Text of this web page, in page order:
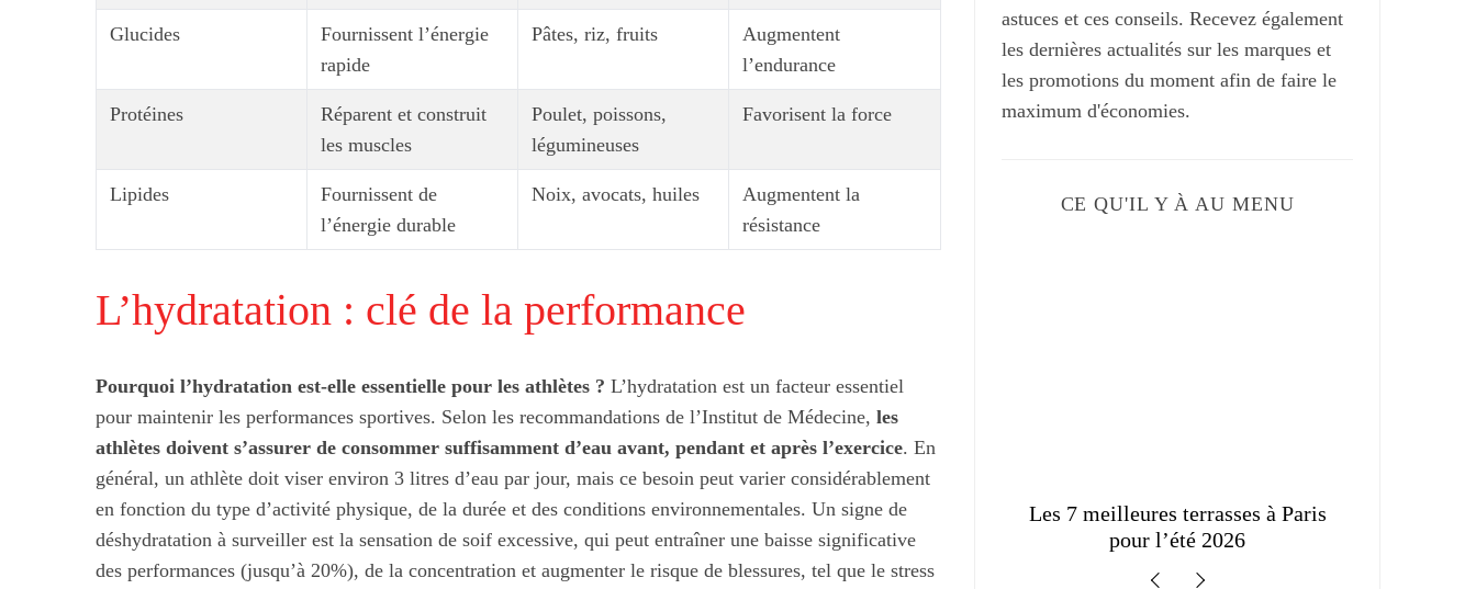
Glucides
Fournissent l’énergie
rapide
Pâtes, riz, fruits
Augmentent
l’endurance
Protéines
Réparent et construit
les muscles
Poulet, poissons,
légumineuses
Favorisent la force
Lipides
Fournissent de
l’énergie durable
Noix, avocats, huiles
Augmentent la
résistance
L’hydratation : clé de la performance
Pourquoi l’hydratation est-elle essentielle pour les athlètes ? L’hydratation est un facteur essentiel
pour maintenir les performances sportives. Selon les recommandations de l’Institut de Médecine, les
athlètes doivent s’assurer de consommer suffisamment d’eau avant, pendant et après l’exercice. En
général, un athlète doit viser environ 3 litres d’eau par jour, mais ce besoin peut varier considérablement
en fonction du type d’activité physique, de la durée et des conditions environnementales. Un signe de
déshydratation à surveiller est la sensation de soif excessive, qui peut entraîner une baisse significative
des performances (jusqu’à 20%), de la concentration et augmenter le risque de blessures, tel que le stress
astuces et ces conseils. Recevez également
les dernières actualités sur les marques et
les promotions du moment afin de faire le
maximum d'économies.
CE QU'IL Y À AU MENU
Les tendances gourmandes à ne
pas manquer
Les 7 meilleures terrasses à Paris
pour l’été 2026
Recette gaspacho maison original
: le vrai goût de l’été 2026